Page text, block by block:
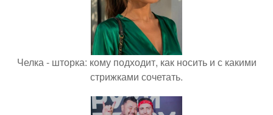
Челка - шторка: кому подходит, как носить и с какими
стрижками сочетать.